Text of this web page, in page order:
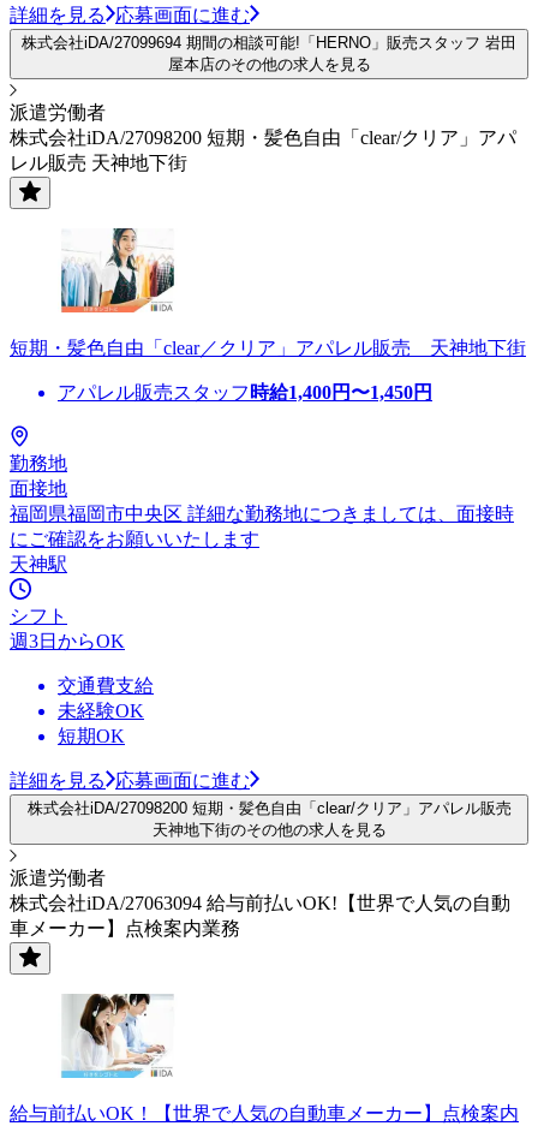
詳細を見る 応募画面に進む
株式会社iDA/27099694 期間の相談可能!「HERNO」販売スタッフ 岩田
屋本店のその他の求人を見る
派遣労働者
株式会社iDA/27098200 短期・髪色自由「clear/クリア」アパ
レル販売 天神地下街
短期・髪色自由「clear／クリア」アパレル販売 天神地下街
アパレル販売スタッフ 時給1,400円〜1,450円
勤務地
面接地
福岡県福岡市中央区 詳細な勤務地につきましては、面接時
にご確認をお願いいたします
天神駅
シフト
週3日からOK
交通費支給
未経験OK
短期OK
詳細を見る 応募画面に進む
株式会社iDA/27098200 短期・髪色自由「clear/クリア」アパレル販売
天神地下街のその他の求人を見る
派遣労働者
株式会社iDA/27063094 給与前払いOK!【世界で人気の自動
車メーカー】点検案内業務
給与前払いOK！【世界で人気の自動車メーカー】点検案内